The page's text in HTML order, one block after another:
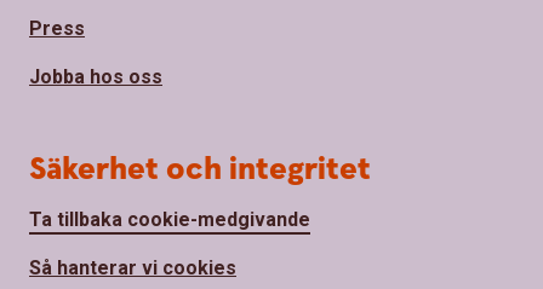
Press
Jobba hos oss
Säkerhet och integritet
Ta tillbaka cookie-medgivande
Så hanterar vi cookies